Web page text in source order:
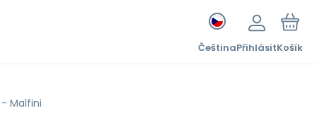
ČeštinaPřihlásitKošík
- Malfini